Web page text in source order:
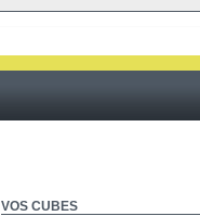
VOS CUBES